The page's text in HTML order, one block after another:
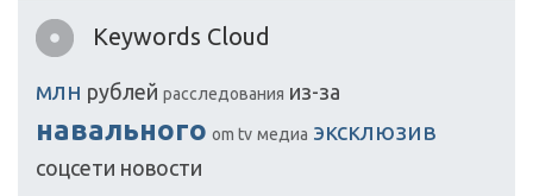
Keywords Cloud
млн рублей расследования из-за
навального om tv медиа эксклюзив
соцсети новости